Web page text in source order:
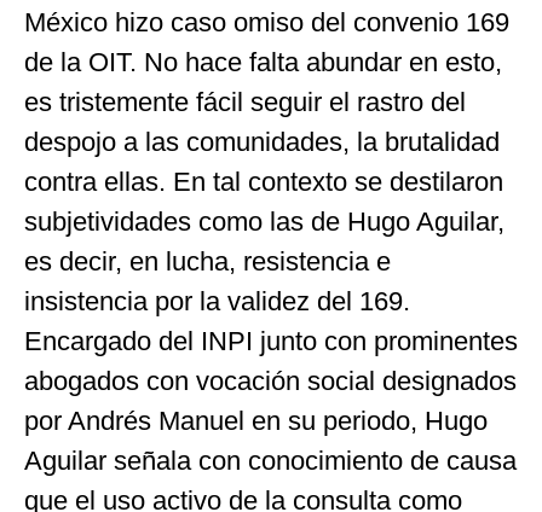
México hizo caso omiso del convenio 169
de la OIT. No hace falta abundar en esto,
es tristemente fácil seguir el rastro del
despojo a las comunidades, la brutalidad
contra ellas. En tal contexto se destilaron
subjetividades como las de Hugo Aguilar,
es decir, en lucha, resistencia e
insistencia por la validez del 169.
Encargado del INPI junto con prominentes
abogados con vocación social designados
por Andrés Manuel en su periodo, Hugo
Aguilar señala con conocimiento de causa
que el uso activo de la consulta como